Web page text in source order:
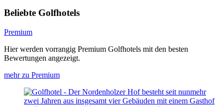
Beliebte Golfhotels
Premium
Hier werden vorrangig Premium Golfhotels mit den besten
Bewertungen angezeigt.
mehr zu Premium